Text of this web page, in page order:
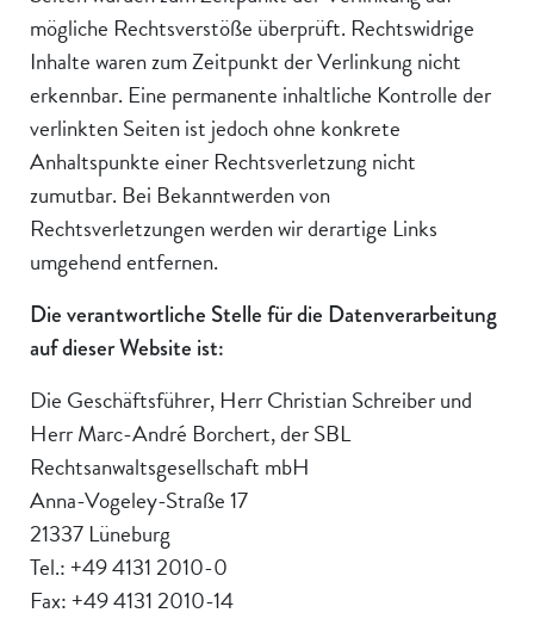
mögliche Rechtsverstöße überprüft. Rechtswidrige
Inhalte waren zum Zeitpunkt der Verlinkung nicht
erkennbar. Eine permanente inhaltliche Kontrolle der
verlinkten Seiten ist jedoch ohne konkrete
Anhaltspunkte einer Rechtsverletzung nicht
zumutbar. Bei Bekanntwerden von
Rechtsverletzungen werden wir derartige Links
umgehend entfernen.
Die verantwortliche Stelle für die Datenverarbeitung
auf dieser Website ist:
Die Geschäftsführer, Herr Christian Schreiber und
Herr Marc-André Borchert, der SBL
Rechtsanwaltsgesellschaft mbH
Anna-Vogeley-Straße 17
21337 Lüneburg
Tel.: +49 4131 2010-0
Fax: +49 4131 2010-14